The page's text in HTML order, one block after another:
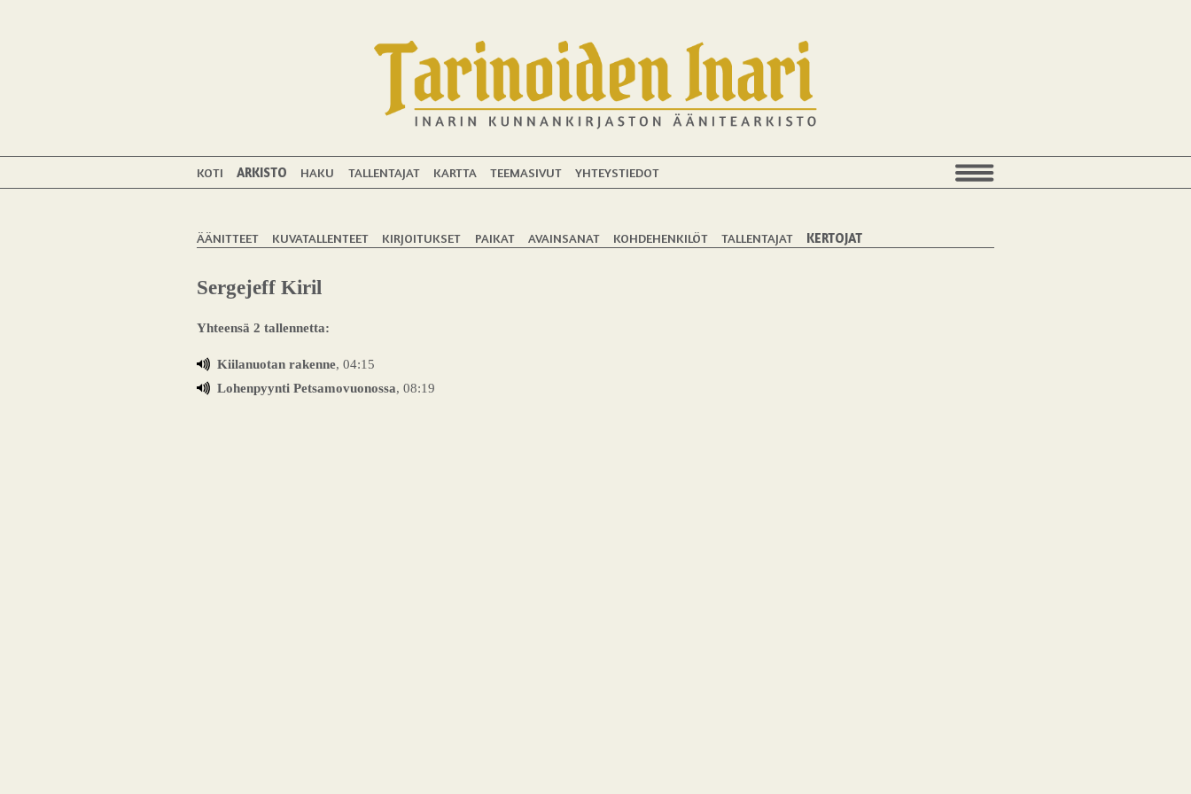
KOTI ARKISTO HAKU TALLENTAJAT KARTTA TEEMASIVUT YHTEYSTIEDOT
ÄÄNITTEET KUVATALLENTEET KIRJOITUKSET PAIKAT AVAINSANAT KOHDEHENKILÖT TALLENTAJAT KERTOJAT
Sergejeff Kiril
Yhteensä 2 tallennetta:
Kiilanuotan rakenne, 04:15
Lohenpyynti Petsamovuonossa, 08:19